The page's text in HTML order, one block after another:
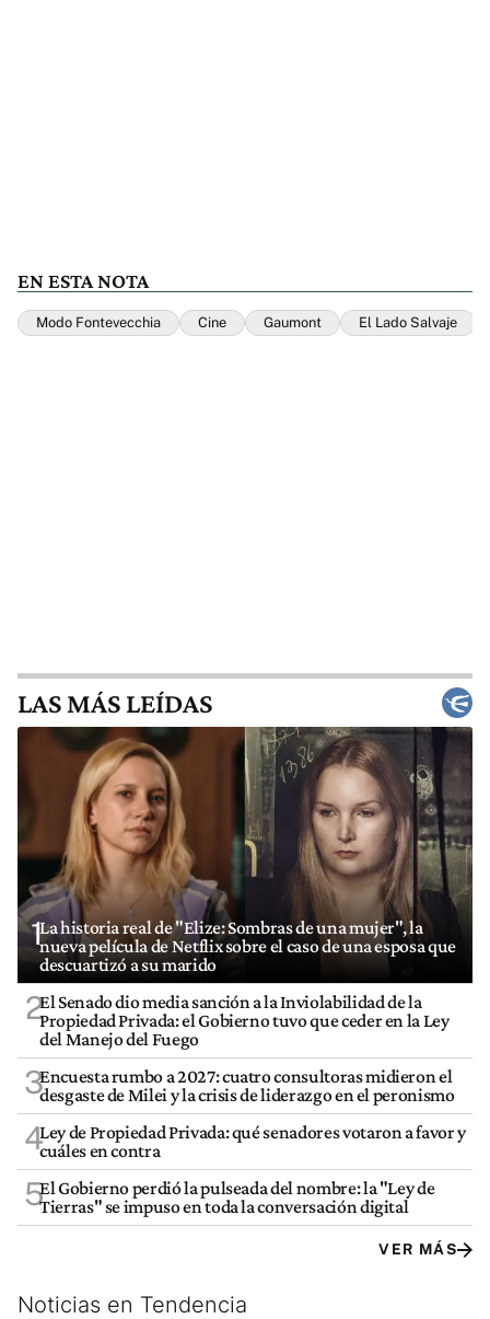
EN ESTA NOTA
Modo Fontevecchia Cine Gaumont El Lado Salvaje
LAS MÁS LEÍDAS
1La historia real de "Elize: Sombras de una mujer", la
nueva película de Netflix sobre el caso de una esposa que
descuartizó a su marido
2El Senado dio media sanción a la Inviolabilidad de la
Propiedad Privada: el Gobierno tuvo que ceder en la Ley
del Manejo del Fuego
3Encuesta rumbo a 2027: cuatro consultoras midieron el
desgaste de Milei y la crisis de liderazgo en el peronismo
4Ley de Propiedad Privada: qué senadores votaron a favor y
cuáles en contra
5El Gobierno perdió la pulseada del nombre: la "Ley de
Tierras" se impuso en toda la conversación digital
VER MÁS
Noticias en Tendencia